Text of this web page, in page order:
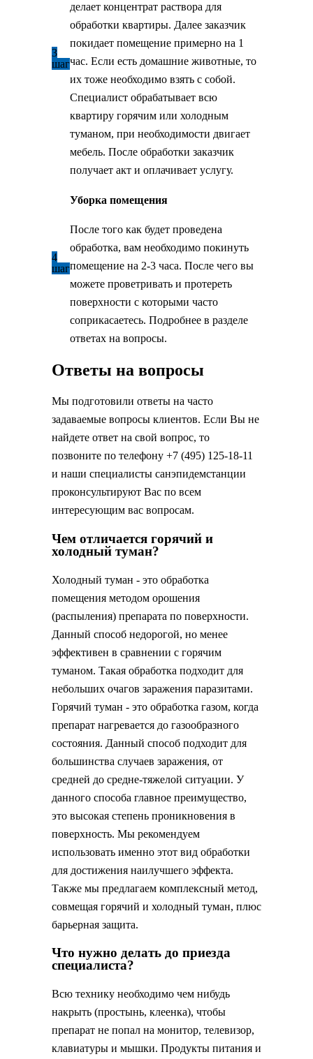
3
шаг
делает концентрат раствора для
обработки квартиры. Далее заказчик
покидает помещение примерно на 1
час. Если есть домашние животные, то
их тоже необходимо взять с собой.
Специалист обрабатывает всю
квартиру горячим или холодным
туманом, при необходимости двигает
мебель. После обработки заказчик
получает акт и оплачивает услугу.
4
шаг
Уборка помещения
После того как будет проведена
обработка, вам необходимо покинуть
помещение на 2-3 часа. После чего вы
можете проветривать и протереть
поверхности с которыми часто
соприкасаетесь. Подробнее в разделе
ответах на вопросы.
Ответы на вопросы
Мы подготовили ответы на часто
задаваемые вопросы клиентов. Если Вы не
найдете ответ на свой вопрос, то
позвоните по телефону +7 (495) 125-18-11
и наши специалисты санэпидемстанции
проконсультируют Вас по всем
интересующим вас вопросам.
Чем отличается горячий и
холодный туман?
Холодный туман - это обработка
помещения методом орошения
(распыления) препарата по поверхности.
Данный способ недорогой, но менее
эффективен в сравнении с горячим
туманом. Такая обработка подходит для
небольших очагов заражения паразитами.
Горячий туман - это обработка газом, когда
препарат нагревается до газообразного
состояния. Данный способ подходит для
большинства случаев заражения, от
средней до средне-тяжелой ситуации. У
данного способа главное преимущество,
это высокая степень проникновения в
поверхность. Мы рекомендуем
использовать именно этот вид обработки
для достижения наилучшего эффекта.
Также мы предлагаем комплексный метод,
совмещая горячий и холодный туман, плюс
барьерная защита.
Что нужно делать до приезда
специалиста?
Всю технику необходимо чем нибудь
накрыть (простынь, клеенка), чтобы
препарат не попал на монитор, телевизор,
клавиатуры и мышки. Продукты питания и